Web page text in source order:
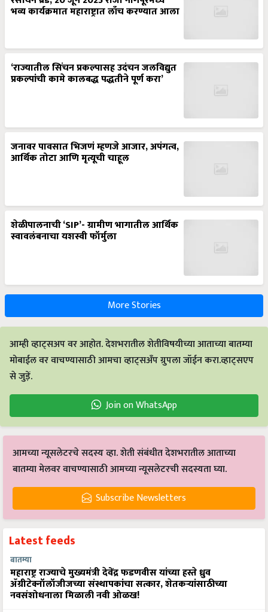
भव्य कार्यक्रमात महाराष्ट्रात लाँच करण्यात आला
‘राज्यातील सिंचन प्रकल्पासह उदंचन जलविद्युत
प्रकल्पांची कामे कालबद्ध पद्धतीने पूर्ण करा’
जनावर पावसात भिजणं म्हणजे आजार, अपंगत्व,
आर्थिक तोटा आणि मृत्यूची चाहूल
शेळीपालनाची ‘SIP’- ग्रामीण भागातील आर्थिक
स्वावलंबनाचा यशस्वी फॉर्मुला
More Stories
आम्ही व्हाट्सअप वर आहोत. देशभरातील शेतीविषयीच्या आताच्या बातम्या
मोबाईल वर वाचण्यासाठी आमचा व्हाट्सअँप ग्रुपला जॉईन करा.व्हाट्सएप
से जुड़ें.
Join on WhatsApp
आमच्या न्यूसलेटरचे सदस्य व्हा. शेती संबंधीत देशभरातील आताच्या
बातम्या मेलवर वाचण्यासाठी आमच्या न्यूसलेटरची सदस्यता घ्या.
Subscribe Newsletters
Latest feeds
बातम्या
महाराष्ट्र राज्याचे मुख्यमंत्री देवेंद्र फडणवीस यांच्या हस्ते ध्रुव
ॲग्रीटेक्नॉलॉजीजच्या संस्थापकांचा सत्कार, शेतकऱ्यांसाठीच्या
नवसंशोधनाला मिळाली नवी ओळख!